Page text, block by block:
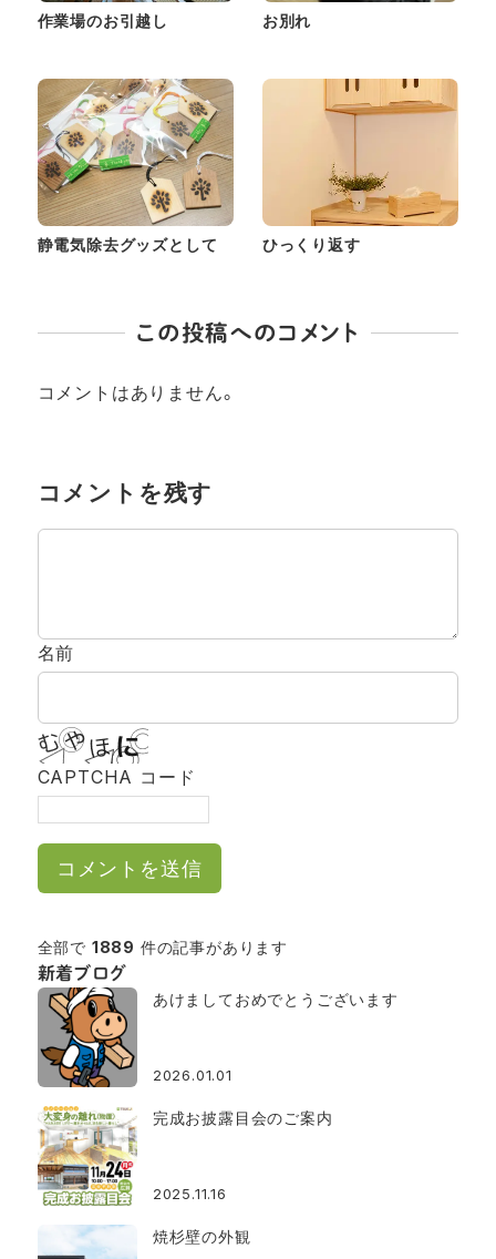
作業場のお引越し お別れ
静電気除去グッズとして ひっくり返す
この投稿へのコメント
コメントはありません。
コメントを残す
名前
CAPTCHA コード
全部で 1889 件の記事があります
新着ブログ
あけましておめでとうございます
2026.01.01
完成お披露目会のご案内
2025.11.16
焼杉壁の外観